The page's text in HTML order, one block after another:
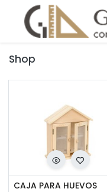
Shop
CAJA PARA HUEVOS